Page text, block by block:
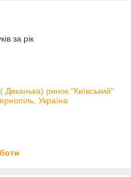
за рік
Деканька) ринок "Київський"
Україна